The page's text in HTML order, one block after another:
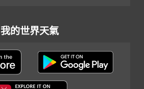
我的世界天氣